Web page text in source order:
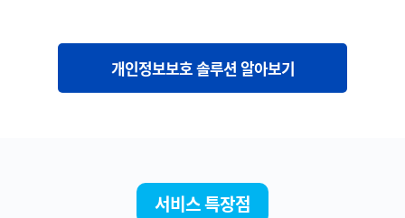
개인정보보호 솔루션 알아보기
서비스 특장점